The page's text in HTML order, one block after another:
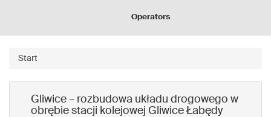
Operators
Start
Gliwice – rozbudowa układu drogowego w
obrębie stacji kolejowej Gliwice Łabędy